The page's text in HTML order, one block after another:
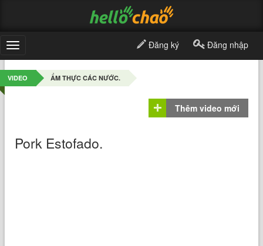
Toggle
navigation
Đăng ký Đăng nhập
VIDEO ẨM THỰC CÁC NƯỚC.
Thêm video mới
Pork Estofado.